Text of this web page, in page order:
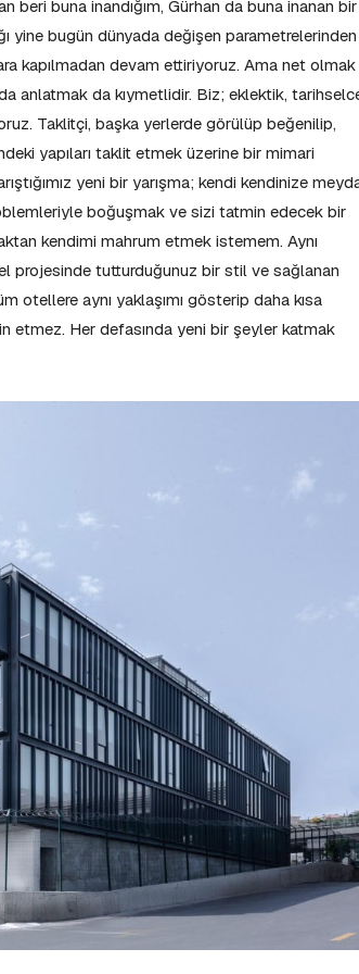
beri buna inandığım, Gürhan da buna inanan bir
yine bugün dünyada değişen parametrelerinden
kapılmadan devam ettiriyoruz. Ama net olmak
anlatmak da kıymetlidir. Biz; eklektik,
Taklitçi, başka yerlerde görülüp beğenilip,
yapıları taklit etmek üzerine bir mimari
yeni bir yarışma; kendi kendinize
boğuşmak ve sizi tatmin edecek bir
kendimi mahrum etmek istemem. Aynı
projesinde tutturduğunuz bir stil ve sağlanan
otellere aynı yaklaşımı gösterip daha kısa
etmez. Her defasında yeni bir şeyler katmak